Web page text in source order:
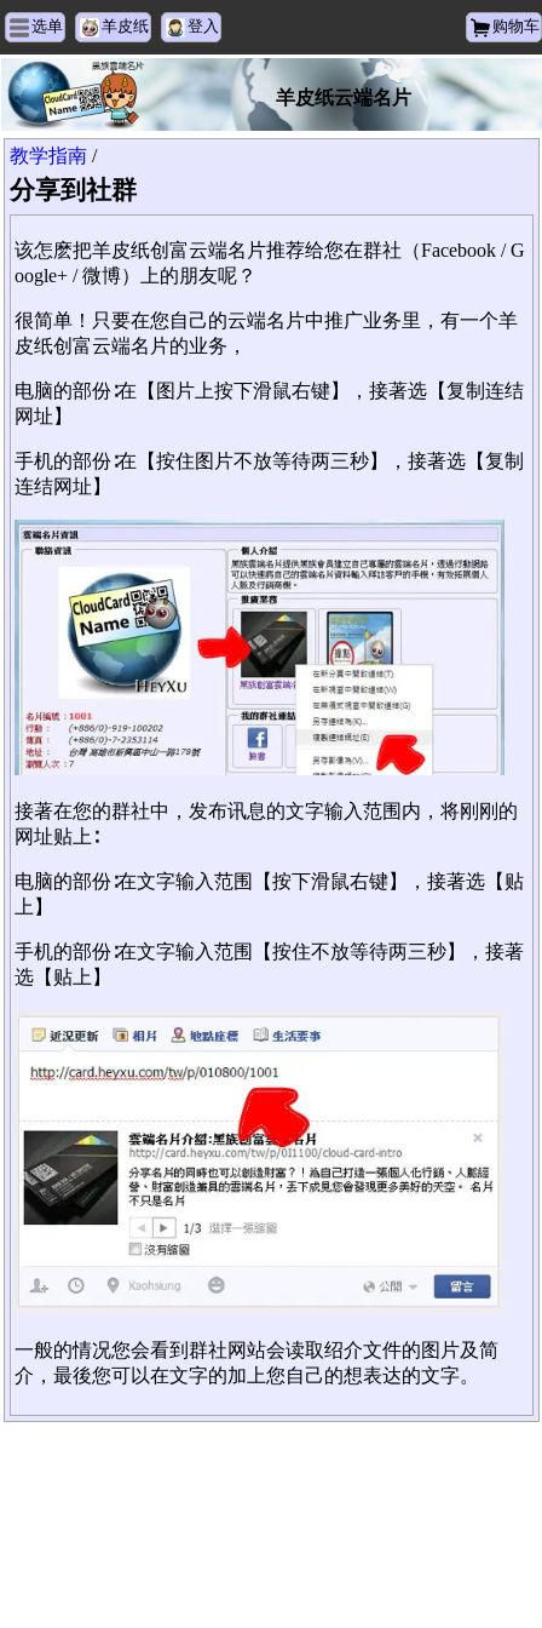
选单 羊皮纸 登入 购物车
羊皮纸云端名片
教学指南 /
分享到社群
该怎麽把羊皮纸创富云端名片推荐给您在群社（Facebook / G
oogle+ / 微博）上的朋友呢？
很简单！只要在您自己的云端名片中推广业务里，有一个羊
皮纸创富云端名片的业务，
电脑的部份∶在【图片上按下滑鼠右键】，接著选【复制连结
网址】
手机的部份∶在【按住图片不放等待两三秒】，接著选【复制
连结网址】
接著在您的群社中，发布讯息的文字输入范围内，将刚刚的
网址贴上∶
电脑的部份∶在文字输入范围【按下滑鼠右键】，接著选【贴
上】
手机的部份∶在文字输入范围【按住不放等待两三秒】，接著
选【贴上】
一般的情况您会看到群社网站会读取绍介文件的图片及简
介，最後您可以在文字的加上您自己的想表达的文字。